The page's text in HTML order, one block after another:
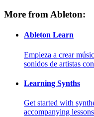
More from Ableton:
Ableton Learn
Empieza a crear
sonidos de artistas
Learning Synths
Get started with
accompanying